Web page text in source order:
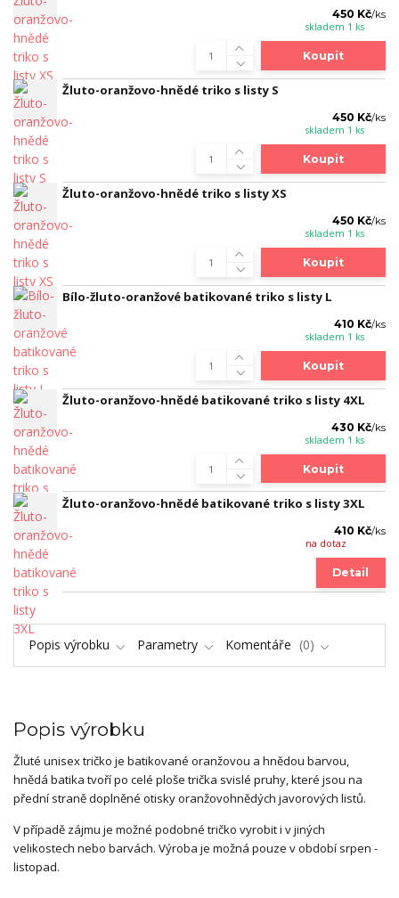
450 Kč/ks
skladem 1 ks
Koupit
Žluto-oranžovo-hnědé triko s listy S
450 Kč/ks
skladem 1 ks
Koupit
Žluto-oranžovo-hnědé triko s listy XS
450 Kč/ks
skladem 1 ks
Koupit
Bílo-žluto-oranžové batikované triko s listy L
410 Kč/ks
skladem 1 ks
Koupit
Žluto-oranžovo-hnědé batikované triko s listy 4XL
430 Kč/ks
skladem 1 ks
Koupit
Žluto-oranžovo-hnědé batikované triko s listy 3XL
410 Kč/ks
na dotaz
Detail
Popis výrobku Parametry Komentáře 0
Popis výrobku
Žluté unisex tričko je batikované oranžovou a hnědou barvou,
hnědá batika tvoří po celé ploše trička svislé pruhy, které jsou na
přední straně doplněné otisky oranžovohnědých javorových listů.
V případě zájmu je možné podobné tričko vyrobit i v jiných
velikostech nebo barvách. Výroba je možná pouze v období srpen -
listopad.